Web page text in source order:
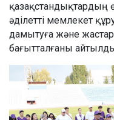
қазақстандықтардың
әділетті мемлекет
дамытуға және
бағытталғаны